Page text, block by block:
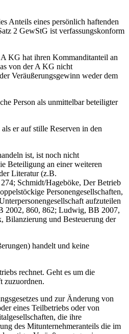
Anteils eines persönlich haftenden
2 GewStG ist verfassungskonform
KG hat ihren Kommanditanteil an
von der A KG nicht
Veräußerungsgewinn weder dem
Person als unmittelbar beteiligter
er auf stille Reserven in den
ist, ist noch nicht
Beteiligung an einer weiteren
Literatur (z.B.
Schmidt/Hageböke, Der Betrieb
Personengesellschaften,
aufzuteilen
2002, 860, 862; Ludwig, BB 2007,
Bilanzierung und Besteuerung der
handelt und keine
rechnet. Geht es um die
zuzuordnen.
und zur Änderung von
eines Teilbetriebs oder von
die ihre
des Mitunternehmeranteils die im